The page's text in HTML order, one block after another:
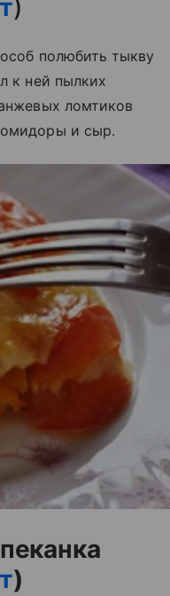
)
полюбить тыкву
к ней пылких
ломтиков
и сыр.
)